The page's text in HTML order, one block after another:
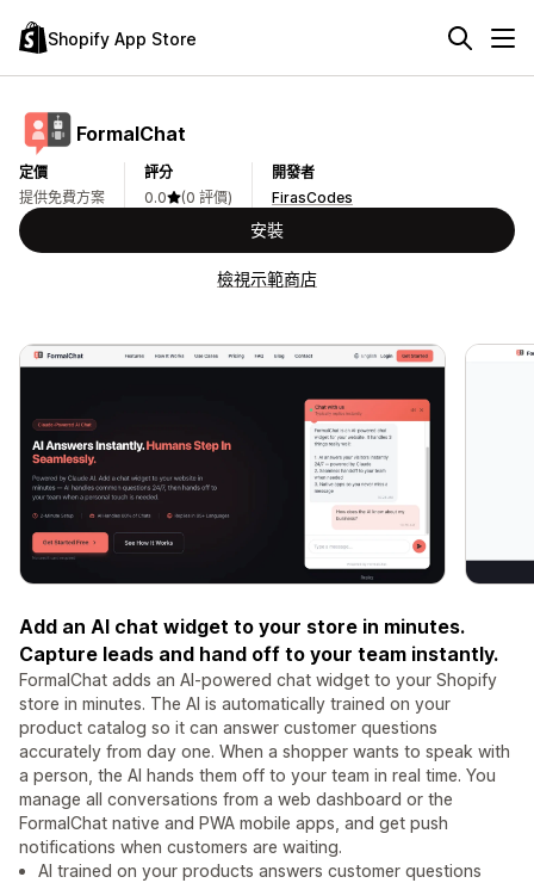
Shopify App Store
FormalChat
定價
提供免費方案
評分
0.0
(0 評價)
開發者
FirasCodes
安裝
檢視示範商店
Add an AI chat widget to your store in minutes.
Capture leads and hand off to your team instantly.
FormalChat adds an AI-powered chat widget to your Shopify
store in minutes. The AI is automatically trained on your
product catalog so it can answer customer questions
accurately from day one. When a shopper wants to speak with
a person, the AI hands them off to your team in real time. You
manage all conversations from a web dashboard or the
FormalChat native and PWA mobile apps, and get push
notifications when customers are waiting.
AI trained on your products answers customer questions